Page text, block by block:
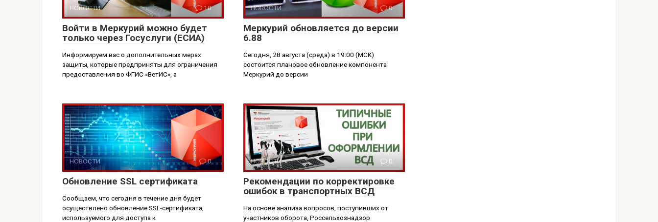
НОВОСТИ 10
Войти в Меркурий можно будет
только через Госуслуги (ЕСИА)
Информируем вас о дополнительных мерах
защиты, которые предприняты для ограничения
предоставления во ФГИС «ВетИС», а
НОВОСТИ 0
Меркурий обновляется до версии
6.88
Сегодня, 28 августа (среда) в 19:00 (МСК)
состоится плановое обновление компонента
Меркурий до версии
НОВОСТИ 0
Обновление SSL сертификата
Сообщаем, что сегодня в течение дня будет
осуществлено обновление SSL-сертификата,
используемого для доступа к
НОВОСТИ 0
Рекомендации по корректировке
ошибок в транспортных ВСД
На основе анализа вопросов, поступивших от
участников оборота, Россельхознадзор